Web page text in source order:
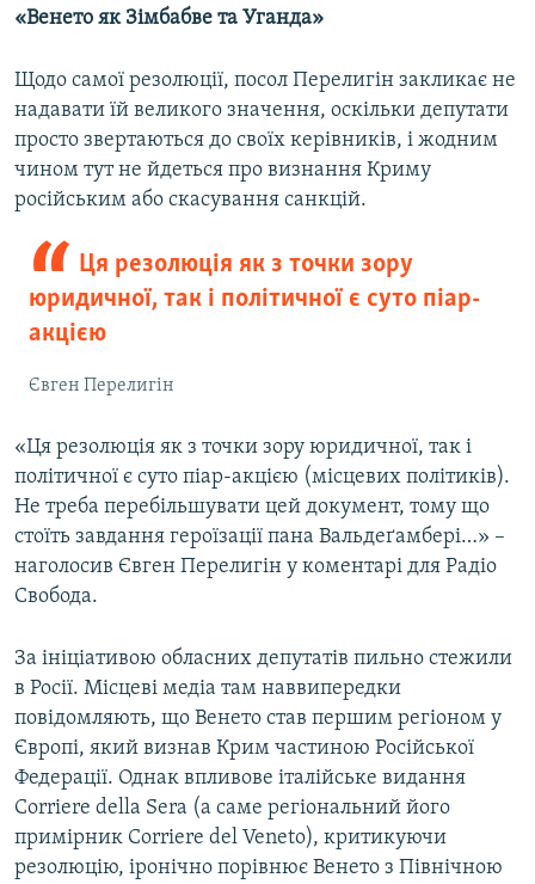
«Венето як Зімбабве та Уганда»
Щодо самої резолюції, посол Перелигін закликає не
надавати їй великого значення, оскільки депутати
просто звертаються до своїх керівників, і жодним
чином тут не йдеться про визнання Криму
російським або скасування санкцій.
Ця резолюція як з точки зору
юридичної, так і політичної є суто піар-
акцією
Євген Перелигін
«Ця резолюція як з точки зору юридичної, так і
політичної є суто піар-акцією (місцевих політиків).
Не треба перебільшувати цей документ, тому що
стоїть завдання героїзації пана Вальдеґамбері…» –
наголосив Євген Перелигін у коментарі для Радіо
Свобода.
За ініціативою обласних депутатів пильно стежили
в Росії. Місцеві медіа там наввипередки
повідомляють, що Венето став першим регіоном у
Європі, який визнав Крим частиною Російської
Федерації. Однак впливове італійське видання
Corriere della Sera (а саме регіональний його
примірник Corriere del Veneto), критикуючи
резолюцію, іронічно порівнює Венето з Північною